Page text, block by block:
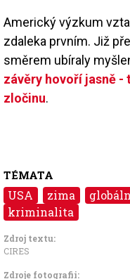
Americký výzkum
zdaleka prvním. Již
směrem ubíraly
závěry hovoří jasně
zločinu.
TÉMATA
USA zima
kriminalita
Zdroj textu:
CIRES
Zdroje fotografii: